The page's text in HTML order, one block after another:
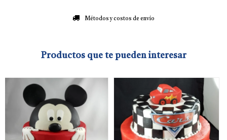
Métodos y costos de envío
Productos que te pueden interesar